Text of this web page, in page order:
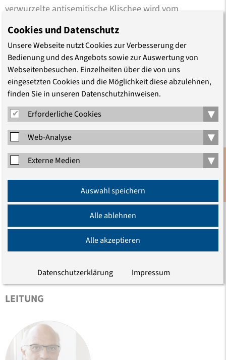
verwurzelte antisemitische Klischee wird vom
christlichen Unbehagen mit Geldgeschäften genährt,
kann aber nicht mit der jüdischen Sozialgeschichte oder
dem biblischen Zinsverbot erklärt …
TEILEN
VORMERKEN
im Kalender speichern
LEITUNG
Anmeldung
Cookies und Datenschutz
Unsere Webseite nutzt Cookies zur Verbesserung der
Bedienung und des Angebots sowie zur Auswertung von
Webseitenbesuchen. Einzelheiten über die von uns
eingesetzten Cookies und die Möglichkeit diese abzulehnen,
finden Sie in unseren Datenschutzhinweisen.
Erforderliche Cookies
▾
Web-Analyse ▾
Externe Medien ▾
Auswahl speichern
Alle ablehnen
Alle akzeptieren
Datenschutzerklärung Impressum